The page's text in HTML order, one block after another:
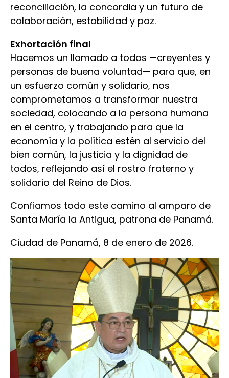
reconciliación, la concordia y un futuro de
colaboración, estabilidad y paz.
Exhortación final
Hacemos un llamado a todos —creyentes y
personas de buena voluntad— para que, en
un esfuerzo común y solidario, nos
comprometamos a transformar nuestra
sociedad, colocando a la persona humana
en el centro, y trabajando para que la
economía y la política estén al servicio del
bien común, la justicia y la dignidad de
todos, reflejando así el rostro fraterno y
solidario del Reino de Dios.
Confiamos todo este camino al amparo de
Santa María la Antigua, patrona de Panamá.
Ciudad de Panamá, 8 de enero de 2026.